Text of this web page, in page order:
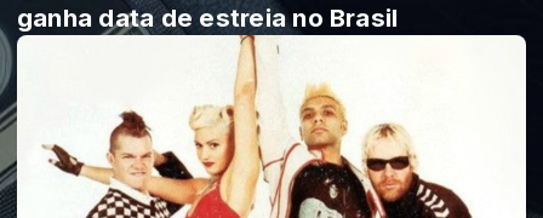
ganha data de estreia no Brasil